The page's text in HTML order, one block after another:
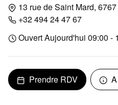
13 rue de Saint Mard,
+32 494 24 47 67
Ouvert Aujourd'hui 09:00 -
Prendre RDV